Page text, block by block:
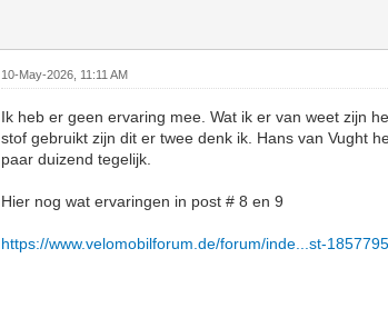
10-May-2026, 11:11 AM
Ik heb er geen ervaring mee. Wat ik er van weet zijn
stof gebruikt zijn dit er twee denk ik. Hans van Vught
paar duizend tegelijk.
Hier nog wat ervaringen in post # 8 en 9
https://www.velomobilforum.de/forum/inde...st-1857795